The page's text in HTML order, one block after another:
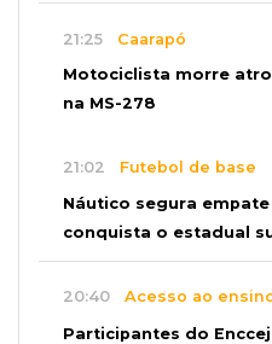
21:25 Caarapó
Motociclista morre
na MS-278
21:02 Futebol de base
Náutico segura
conquista o estadual
20:40 Acesso ao
Participantes do